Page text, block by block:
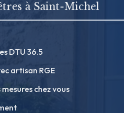
à Saint-Michel
DTU 36.5
artisan RGE
chez vous